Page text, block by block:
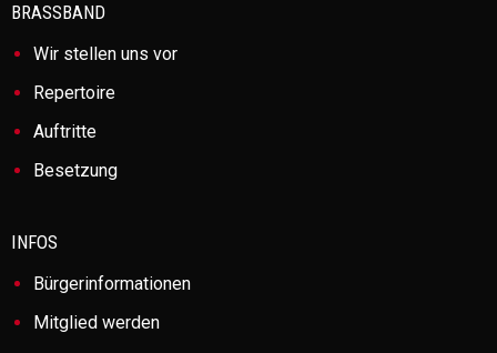
BRASSBAND
Wir stellen uns vor
Repertoire
Auftritte
Besetzung
INFOS
Bürgerinformationen
Mitglied werden